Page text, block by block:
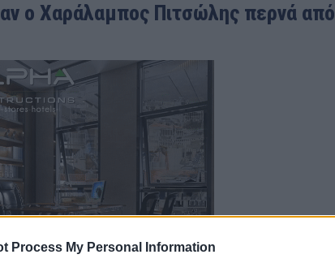
Process My Personal Information
ο Χαράλαμπος Πιτσώλης περνά από